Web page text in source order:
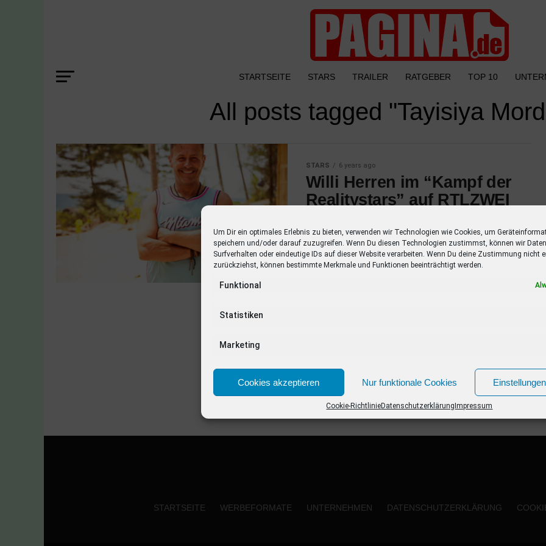
Um Dir ein optimales Erlebnis zu bieten, verwenden wir Technologien wie Cookies, um
speichern und/oder darauf zuzugreifen. Wenn Du diesen Technologien zustimmst, können wir
Surfverhalten oder eindeutige IDs auf dieser Website verarbeiten. Wenn Du deine Zustimmung nicht
zurückziehst, können bestimmte Merkmale und Funktionen beeinträchtigt werden.
Funktional
Statistiken
Marketing
Cookies akzeptieren Nur funktionale Cookies
Cookie-RichtlinieDatenschutzerklärung Impressum
STARTSEITE STARS TRAILER RATGEBER TOP 10
All posts tagged "Tayisiya
STARS 6 years ago
Willi Herren im “Kampf der
Realitystars” auf RTLZWEI
an der RTLZWEI Fernsehsendung “Kampf der
Realitystars” wurde offiziell bestätigt. Er tritt
neben anderen Promis in der auf Thailand
STARTSEITE WERBEFORMATE UNTERNEHMEN DATENSCHUTZERKLÄRUNG